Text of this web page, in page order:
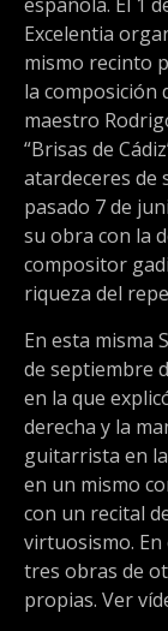
española. El 1
Excelentia
mismo recinto
la composición
maestro
“Brisas de
atardeceres de
pasado 7 de
su obra con la
compositor
riqueza del
En esta misma
de septiembre
en la que
derecha y la
guitarrista en
en un mismo
con un recital
virtuosismo.
tres obras de
propias. Ver